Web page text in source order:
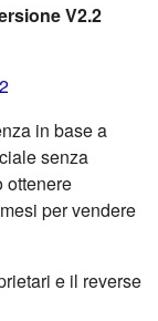
V2.2
in base a
senza
ottenere
per vendere
e il reverse